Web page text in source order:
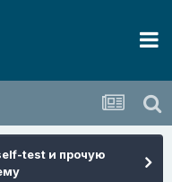
test и прочую